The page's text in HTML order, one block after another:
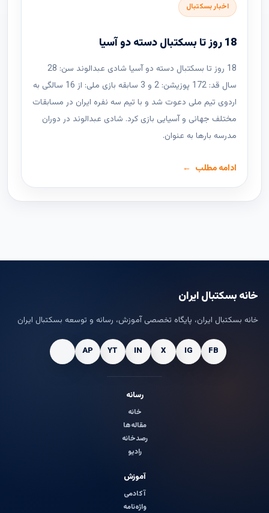
اخبار بسکتبال
18 روز تا بسکتبال دسته دو آسیا
18 روز تا بسکتبال دسته دو آسیا شادی عبدالوند سن: 28
سال قد: 172 پوزیشن: 2 و 3 سابقه بازی ملی: از 16 سالگی به
اردوی تیم ملی دعوت شد و با تیم سه نفره ایران در مسابقات
مختلف جهانی و آسیایی بازی کرد. شادی عبدالوند در دوران
مدرسه بارها به عنوان.
ادامه مطلب
خانه بسکتبال ایران
خانه بسکتبال ایران، پایگاه تخصصی آموزش، رسانه و توسعه بسکتبال ایران
رسانه
خانه
مقاله‌ها
رصدخانه
رادیو
آموزش
آکادمی
واژه‌نامه